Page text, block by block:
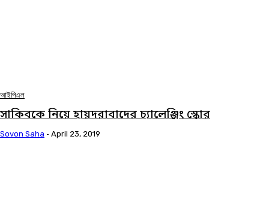
আইপিএল
সাকিবকে নিয়ে হায়দরাবাদের চ্যালেঞ্জিং স্কোর
Sovon Saha - April 23, 2019